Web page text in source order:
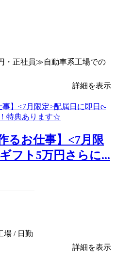
・正社員≫自動車系工場での
詳細を表示
るお仕事】<7月限
フト5万円さらに...
場 / 日勤
詳細を表示